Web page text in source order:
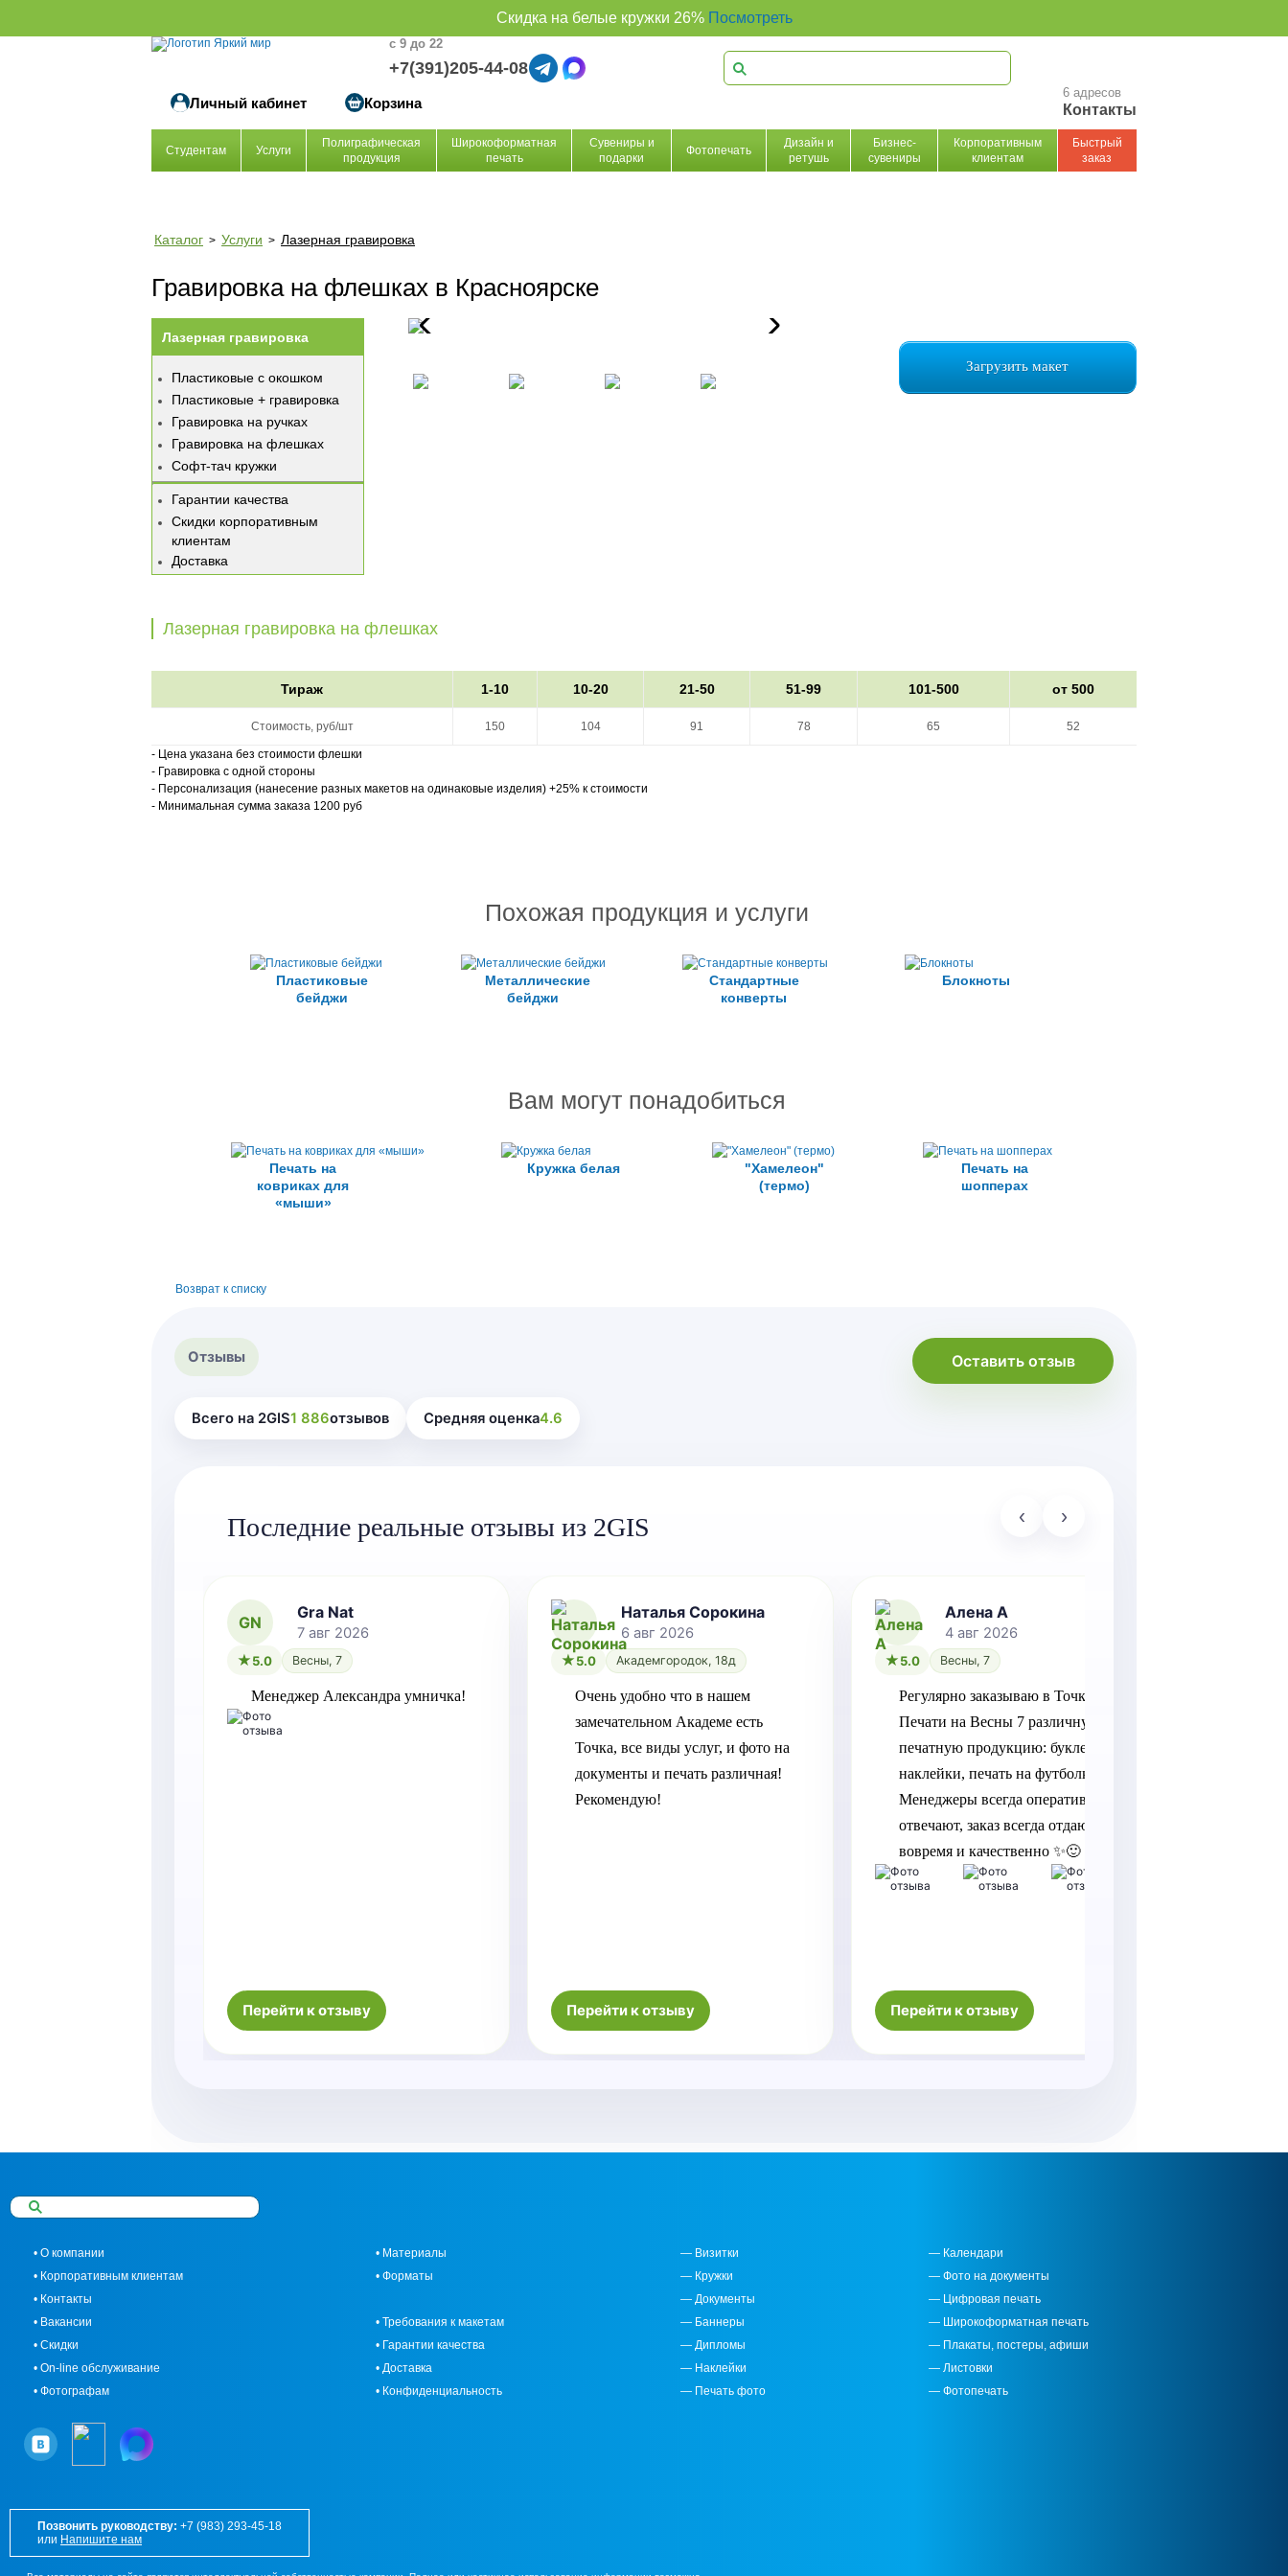
Скидка на белые кружки 26% Посмотреть
с 9 до 22
+7(391)205-44-08
Личный кабинет Корзина
6 адресов
Контакты
Студентам Услуги
Полиграфическая
продукция
Широкоформатная
печать
Сувениры и
подарки
Фотопечать
Дизайн и
ретушь
Бизнес-
сувениры
Корпоративным
клиентам
Быстрый
заказ
Каталог > Услуги > Лазерная гравировка
Гравировка на флешках в Красноярске
Загрузить макет
Лазерная гравировка
Пластиковые с окошком
Пластиковые + гравировка
Гравировка на ручках
Гравировка на флешках
Софт-тач кружки
Гарантии качества
Скидки корпоративным
клиентам
Доставка
Лазерная гравировка на флешках
Тираж 1-10 10-20 21-50 51-99 101-500 от 500
Стоимость, руб/шт 150 104 91 78 65 52
- Цена указана без стоимости флешки
- Гравировка с одной стороны
- Персонализация (нанесение разных макетов на одинаковые изделия) +25% к стоимости
- Минимальная сумма заказа 1200 руб
Похожая продукция и услуги
Пластиковые
бейджи
Металлические
бейджи
Стандартные
конверты
Блокноты
Вам могут понадобиться
Печать на
ковриках для
«мыши»
Кружка белая
"Хамелеон"
(термо)
Печать на
шопперах
Возврат к списку
Отзывы
Всего на 2GIS1 886отзывов Средняя оценка4.6
Оставить отзыв
Последние реальные отзывы из 2GIS ‹ ›
GN
Gra Nat
7 авг 2026
5.0 Весны, 7
Менеджер Александра умничка!
Перейти к отзыву
Наталья Сорокина
6 авг 2026
5.0 Академгородок, 18д
Очень удобно что в нашем
замечательном Академе есть
Точка, все виды услуг, и фото на
документы и печать различная!
Рекомендую!
Перейти к отзыву
Алена А
4 авг 2026
5.0 Весны, 7
Регулярно заказываю в Точка
Печати на Весны 7 различную
печатную продукцию: буклеты,
наклейки, печать на футболках.
Менеджеры всегда оперативно
отвечают, заказ всегда отдают
вовремя и качественно ✨🙂
Перейти к отзыву
• О компании
• Материалы
• Корпоративным клиентам
• Форматы
• Контакты
• Вакансии
• Требования к макетам
• Скидки
• Гарантии качества
• On-line обслуживание
• Доставка
• Фотографам
• Конфиденциальность
— Визитки
— Календари
— Кружки
— Фото на документы
— Документы
— Цифровая печать
— Баннеры
— Широкоформатная печать
— Дипломы
— Плакаты, постеры, афиши
— Наклейки
— Листовки
— Печать фото
— Фотопечать
Позвонить руководству: +7 (983) 293-45-18
или Напишите нам